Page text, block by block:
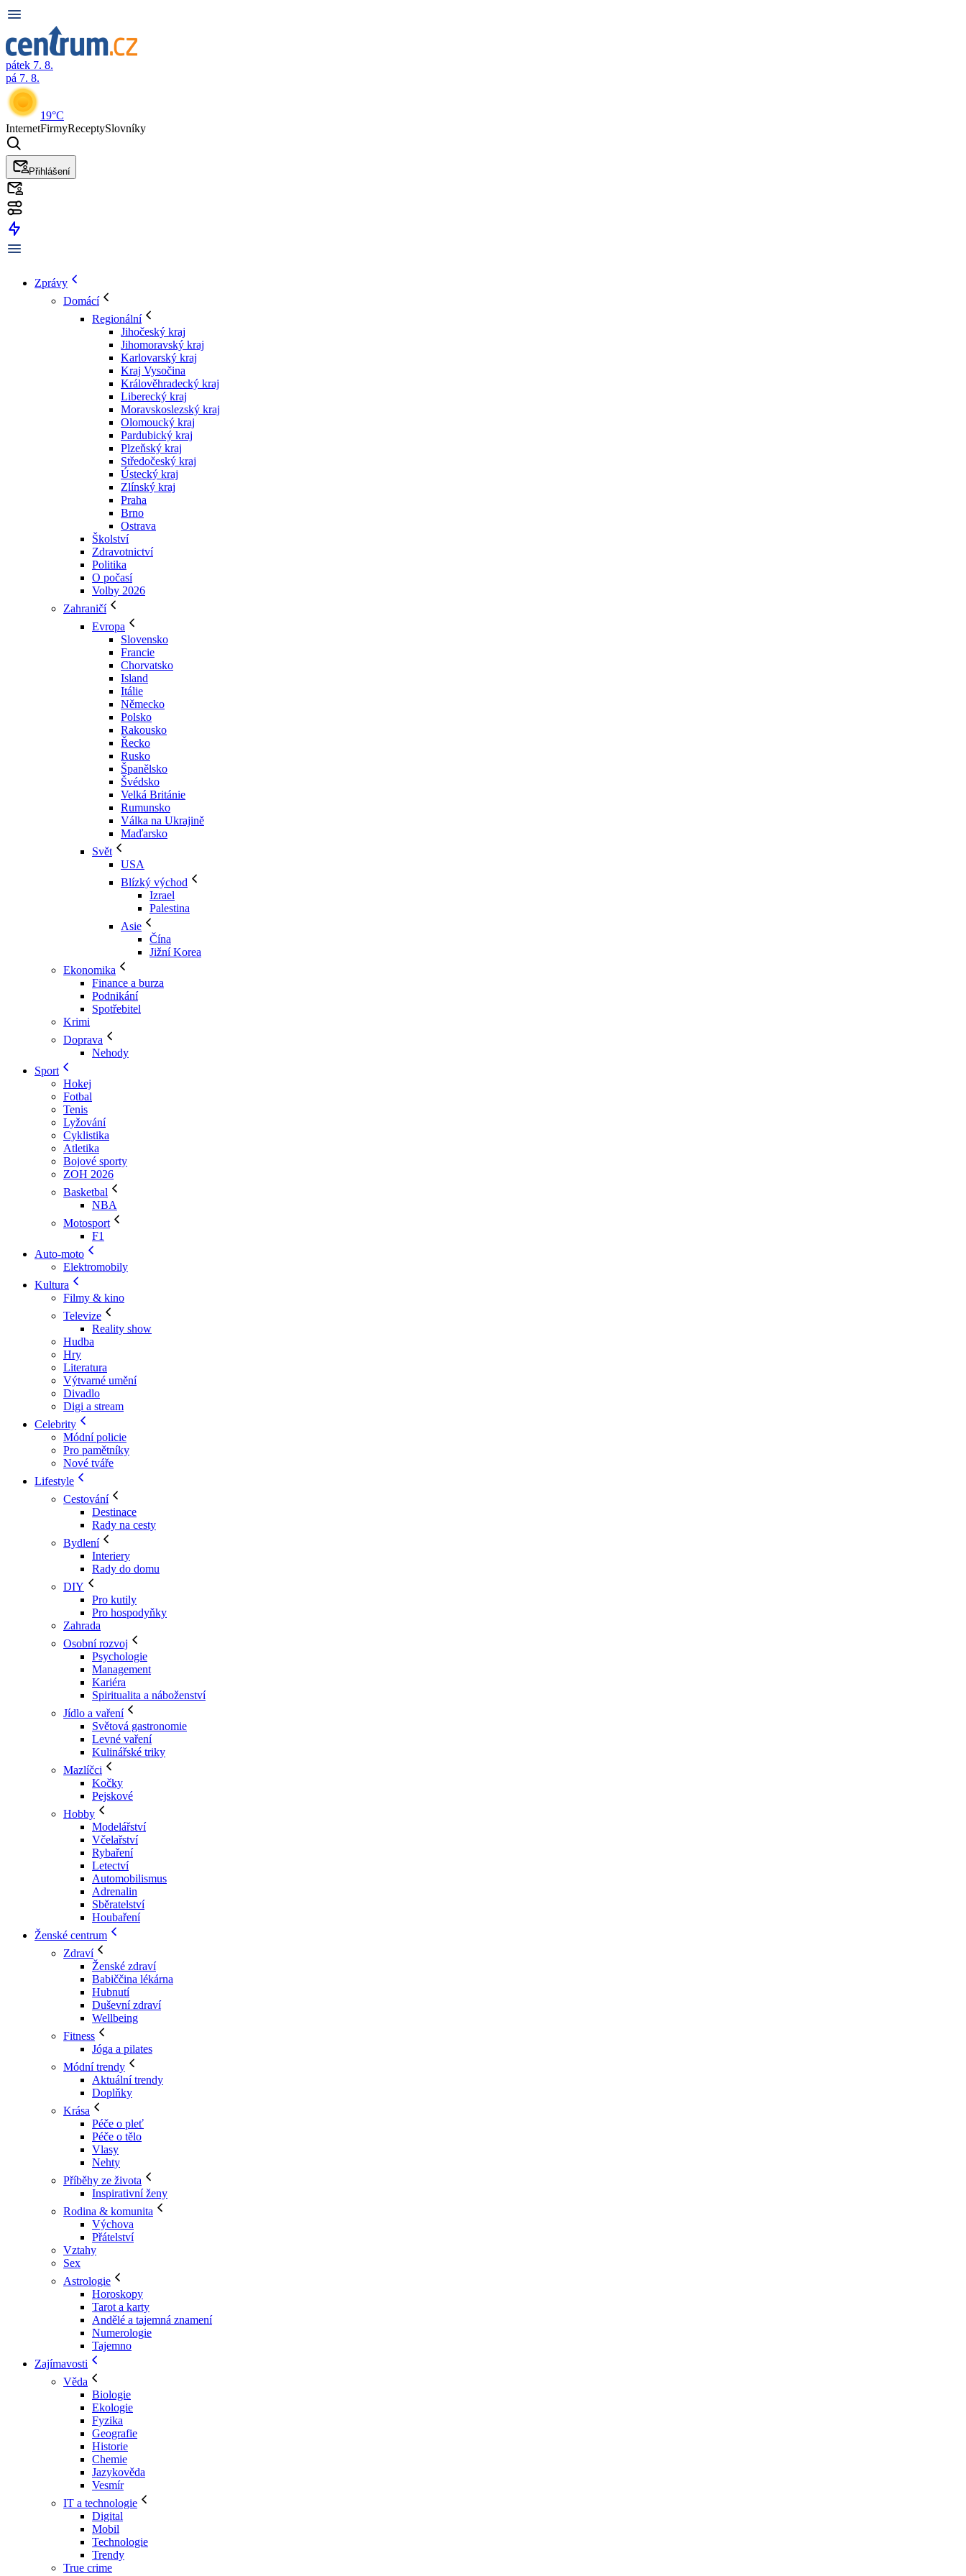
pátek 7. 8.
pá 7. 8.
19°C
InternetFirmyReceptySlovníky
Přihlášení
Zprávy
Domácí
Regionální
Jihočeský kraj
Jihomoravský kraj
Karlovarský kraj
Kraj Vysočina
Králověhradecký kraj
Liberecký kraj
Moravskoslezský kraj
Olomoucký kraj
Pardubický kraj
Plzeňský kraj
Středočeský kraj
Ústecký kraj
Zlínský kraj
Praha
Brno
Ostrava
Školství
Zdravotnictví
Politika
O počasí
Volby 2026
Zahraničí
Evropa
Slovensko
Francie
Chorvatsko
Island
Itálie
Německo
Polsko
Rakousko
Řecko
Rusko
Španělsko
Švédsko
Velká Británie
Rumunsko
Válka na Ukrajině
Maďarsko
Svět
USA
Blízký východ
Izrael
Palestina
Asie
Čína
Jižní Korea
Ekonomika
Finance a burza
Podnikání
Spotřebitel
Krimi
Doprava
Nehody
Sport
Hokej
Fotbal
Tenis
Lyžování
Cyklistika
Atletika
Bojové sporty
ZOH 2026
Basketbal
NBA
Motosport
F1
Auto-moto
Elektromobily
Kultura
Filmy & kino
Televize
Reality show
Hudba
Hry
Literatura
Výtvarné umění
Divadlo
Digi a stream
Celebrity
Módní policie
Pro pamětníky
Nové tváře
Lifestyle
Cestování
Destinace
Rady na cesty
Bydlení
Interiery
Rady do domu
DIY
Pro kutily
Pro hospodyňky
Zahrada
Osobní rozvoj
Psychologie
Management
Kariéra
Spiritualita a náboženství
Jídlo a vaření
Světová gastronomie
Levné vaření
Kulinářské triky
Mazlíčci
Kočky
Pejskové
Hobby
Modelářství
Včelařství
Rybaření
Letectví
Automobilismus
Adrenalin
Sběratelství
Houbaření
Ženské centrum
Zdraví
Ženské zdraví
Babiččina lékárna
Hubnutí
Duševní zdraví
Wellbeing
Fitness
Jóga a pilates
Módní trendy
Aktuální trendy
Doplňky
Krása
Péče o pleť
Péče o tělo
Vlasy
Nehty
Příběhy ze života
Inspirativní ženy
Rodina & komunita
Výchova
Přátelství
Vztahy
Sex
Astrologie
Horoskopy
Tarot a karty
Andělé a tajemná znamení
Numerologie
Tajemno
Zajímavosti
Věda
Biologie
Ekologie
Fyzika
Geografie
Historie
Chemie
Jazykověda
Vesmír
IT a technologie
Digital
Mobil
Technologie
Trendy
True crime